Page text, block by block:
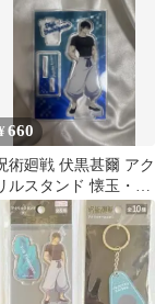
イド 虎杖 乙骨
660
術廻戦 伏黒甚爾 アク
ルスタンド 懐玉・玉